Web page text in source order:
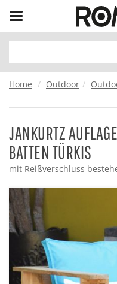
Toggle
navigation
Home Outdoor
JANKURTZ
BATTEN TÜRKIS
mit Reißverschluss